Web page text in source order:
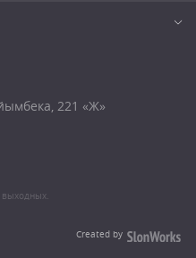
221 «Ж»
выходных.
Created by